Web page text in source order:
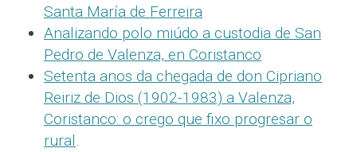
Santa María de Ferreira
Analizando polo miúdo a custodia de San
Pedro de Valenza, en Coristanco
Setenta anos da chegada de don Cipriano
Reiriz de Dios (1902-1983) a Valenza,
Coristanco: o crego que fixo progresar o
rural.